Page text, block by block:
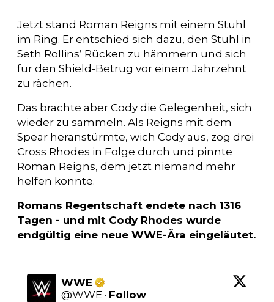
Jetzt stand Roman Reigns mit einem Stuhl
im Ring. Er entschied sich dazu, den Stuhl in
Seth Rollins’ Rücken zu hämmern und sich
für den Shield-Betrug vor einem Jahrzehnt
zu rächen.
Das brachte aber Cody die Gelegenheit, sich
wieder zu sammeln. Als Reigns mit dem
Spear heranstürmte, wich Cody aus, zog drei
Cross Rhodes in Folge durch und pinnte
Roman Reigns, dem jetzt niemand mehr
helfen konnte.
Romans Regentschaft endete nach 1316
Tagen - und mit Cody Rhodes wurde
endgültig eine neue WWE-Ära eingeläutet.
WWE
@WWE · Follow